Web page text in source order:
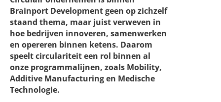
Brainport Development geen op zichzelf
staand thema, maar juist verweven in
hoe bedrijven innoveren, samenwerken
en opereren binnen ketens. Daarom
speelt circulariteit een rol binnen al
onze programmalijnen, zoals Mobility,
Additive Manufacturing en Medische
Technologie.